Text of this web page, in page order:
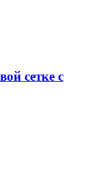
сетке с